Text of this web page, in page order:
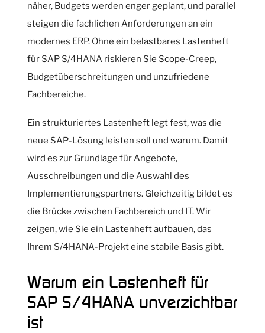
näher, Budgets werden enger geplant, und parallel
steigen die fachlichen Anforderungen an ein
modernes ERP. Ohne ein belastbares Lastenheft
für SAP S/4HANA riskieren Sie Scope-Creep,
Budgetüberschreitungen und unzufriedene
Fachbereiche.
Ein strukturiertes Lastenheft legt fest, was die
neue SAP-Lösung leisten soll und warum. Damit
wird es zur Grundlage für Angebote,
Ausschreibungen und die Auswahl des
Implementierungspartners. Gleichzeitig bildet es
die Brücke zwischen Fachbereich und IT. Wir
zeigen, wie Sie ein Lastenheft aufbauen, das
Ihrem S/4HANA-Projekt eine stabile Basis gibt.
Warum ein Lastenheft für
SAP S/4HANA unverzichtbar
ist